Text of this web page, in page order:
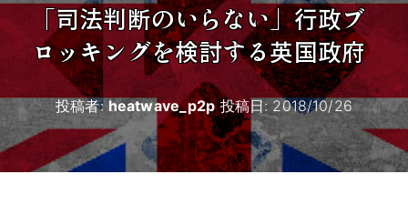
「司法判断のいらない」行政ブ
ロッキングを検討する英国政府
投稿者:heatwave_p2p投稿日: 2018/10/26